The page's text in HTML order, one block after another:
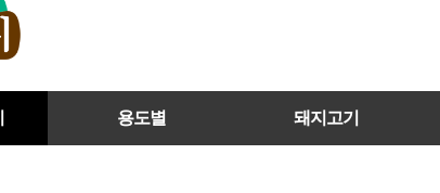
용도별 돼지고기